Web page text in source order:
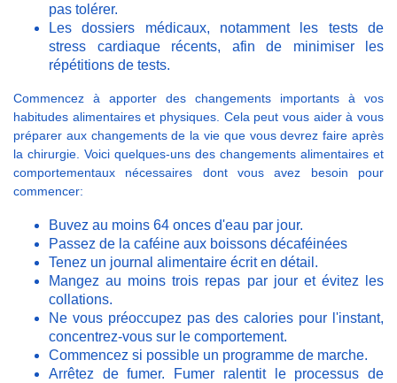
pas tolérer.
Les dossiers médicaux, notamment les tests de
stress cardiaque récents, afin de minimiser les
répétitions de tests.
Commencez à apporter des changements importants à vos
habitudes alimentaires et physiques. Cela peut vous aider à vous
préparer aux changements de la vie que vous devrez faire après
la chirurgie. Voici quelques-uns des changements alimentaires et
comportementaux nécessaires dont vous avez besoin pour
commencer:
Buvez au moins 64 onces d'eau par jour.
Passez de la caféine aux boissons décaféinées
Tenez un journal alimentaire écrit en détail.
Mangez au moins trois repas par jour et évitez les
collations.
Ne vous préoccupez pas des calories pour l'instant,
concentrez-vous sur le comportement.
Commencez si possible un programme de marche.
Arrêtez de fumer. Fumer ralentit le processus de